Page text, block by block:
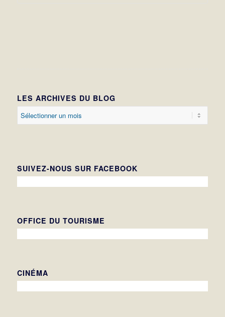
LES ARCHIVES DU BLOG
SUIVEZ-NOUS SUR FACEBOOK
OFFICE DU TOURISME
CINÉMA